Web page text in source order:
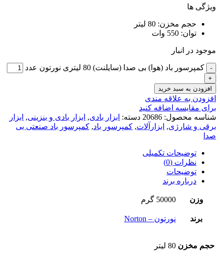
ویژگی ها
حجم مخزن: 80 لیتر
توان: 550 وات
موجود در انبار
کمپرسور باد (هوا) بی صدا (سایلنت) 80 لیتری نورتون عدد
افزودن به سبد خرید
افزودن به علاقه مندی
برای مقایسه اضافه کنید
شناسه محصول: 20686 دسته: ابزار بادی, ابزار بادی و بنزینی, ابزار
برقی و شارژی, ابزارآلات, کمپرسور باد, کمپرسور باد صنعتی بی
صدا
توضیحات تکمیلی
نظرات (0)
توضیحات
درباره برند
وزن 50000 گرم
برند نورتون – Norton
حجم مخزن 80 لیتر